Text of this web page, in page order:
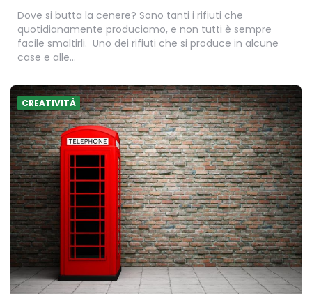
Dove si butta la cenere? Sono tanti i rifiuti che
quotidianamente produciamo, e non tutti è sempre
facile smaltirli. Uno dei rifiuti che si produce in alcune
case e alle…
CREATIVITÀ